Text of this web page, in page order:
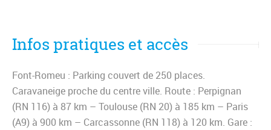
Infos pratiques et accès
Font-Romeu : Parking couvert de 250 places.
Caravaneige proche du centre ville. Route : Perpignan
(RN 116) à 87 km – Toulouse (RN 20) à 185 km – Paris
(A9) à 900 km – Carcassonne (RN 118) à 120 km. Gare :